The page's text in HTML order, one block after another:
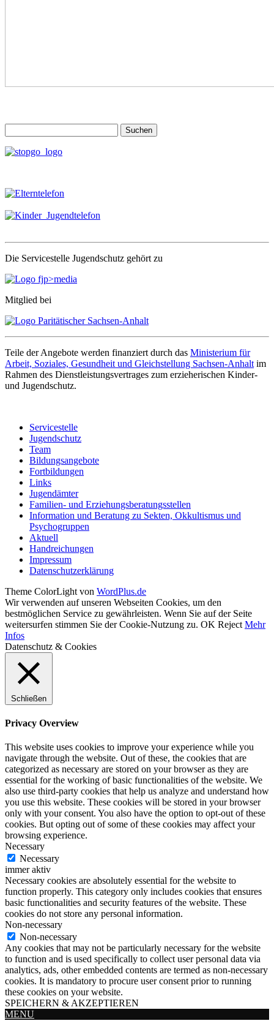
nach:
Die Servicestelle Jugendschutz gehört zu
Mitglied bei
Teile der Angebote werden finanziert durch das Ministerium für
Arbeit, Soziales, Gesundheit und Gleichstellung Sachsen-Anhalt im
Rahmen des Dienstleistungsvertrages zum erzieherischen Kinder-
und Jugendschutz.
Servicestelle
Jugendschutz
Team
Bildungsangebote
Fortbildungen
Links
Jugendämter
Familien- und Erziehungsberatungsstellen
Information und Beratung zu Sekten, Okkultismus und
Psychogruppen
Aktuell
Handreichungen
Impressum
Datenschutzerklärung
Theme ColorLight von WordPlus.de
Wir verwenden auf unseren Webseiten Cookies, um den
bestmöglichen Service zu gewährleisten. Wenn Sie auf der Seite
weitersurfen stimmen Sie der Cookie-Nutzung zu. OK Reject Mehr
Infos
Datenschutz & Cookies
Schließen
Privacy Overview
This website uses cookies to improve your experience while you
navigate through the website. Out of these, the cookies that are
categorized as necessary are stored on your browser as they are
essential for the working of basic functionalities of the website. We
also use third-party cookies that help us analyze and understand how
you use this website. These cookies will be stored in your browser
only with your consent. You also have the option to opt-out of these
cookies. But opting out of some of these cookies may affect your
browsing experience.
Necessary
Necessary
immer aktiv
Necessary cookies are absolutely essential for the website to
function properly. This category only includes cookies that ensures
basic functionalities and security features of the website. These
cookies do not store any personal information.
Non-necessary
Non-necessary
Any cookies that may not be particularly necessary for the website
to function and is used specifically to collect user personal data via
analytics, ads, other embedded contents are termed as non-necessary
cookies. It is mandatory to procure user consent prior to running
these cookies on your website.
SPEICHERN & AKZEPTIEREN
MENU